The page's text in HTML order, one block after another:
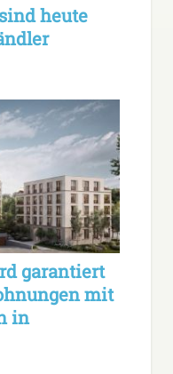
heute
garantiert
mit
in